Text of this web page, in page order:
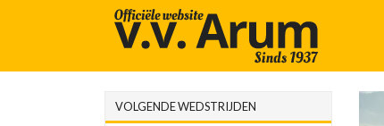
VOLGENDE WEDSTRIJDEN